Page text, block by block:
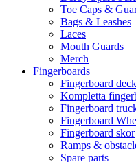
Toe Caps &
Bags & Leashes
Laces
Mouth Guards
Merch
Fingerboards
Fingerboard
Kompletta
Fingerboard
Fingerboard
Fingerboard skor
Ramps &
Spare parts